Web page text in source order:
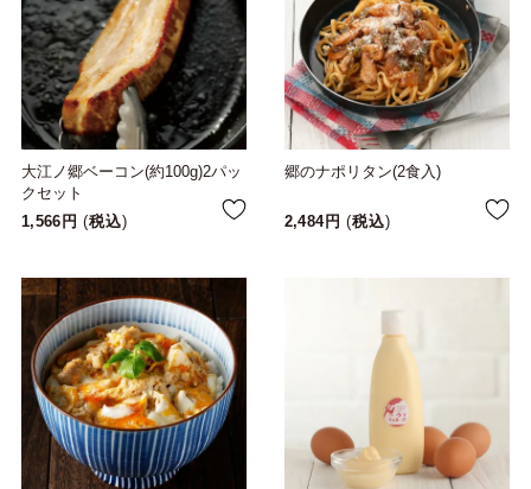
大江ノ郷ベーコン(約100g)2パッ
クセット
1,566
税込
郷のナポリタン(2食入)
2,484 税込